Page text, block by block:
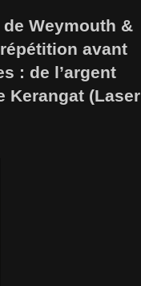
Weymouth &
avant
: de l’argent
Kerangat (Laser